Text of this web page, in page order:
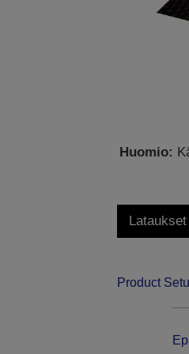
Huomio:
Lataukset
Product